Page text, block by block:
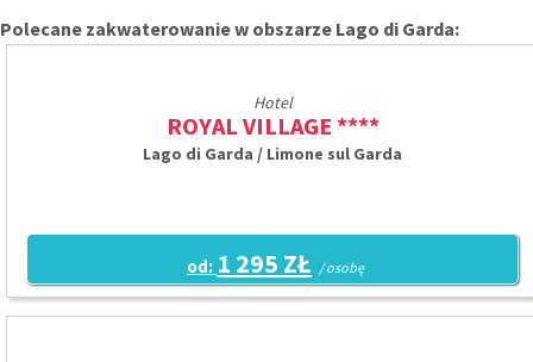
Polecane zakwaterowanie w obszarze Lago di Garda:
Hotel
ROYAL VILLAGE ****
Lago di Garda / Limone sul Garda
od: 1 295 ZŁ / osobę